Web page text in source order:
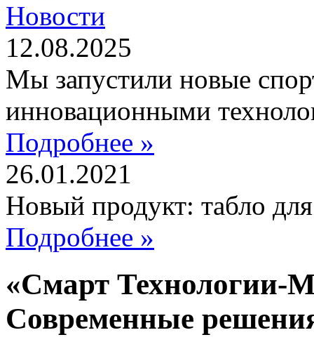
Новости
12.08.2025
Мы запустили новые
инновационными
Подробнее »
26.01.2021
Новый продукт: табло
Подробнее »
«Смарт Технологии-
Современные